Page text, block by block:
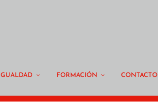
IGUALDAD FORMACIÓN CONTACTO